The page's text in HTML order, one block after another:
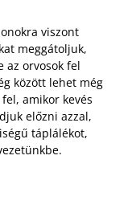
viszont
meggátoljuk,
az orvosok fel
között lehet még
amikor kevés
előzni azzal,
táplálékot,